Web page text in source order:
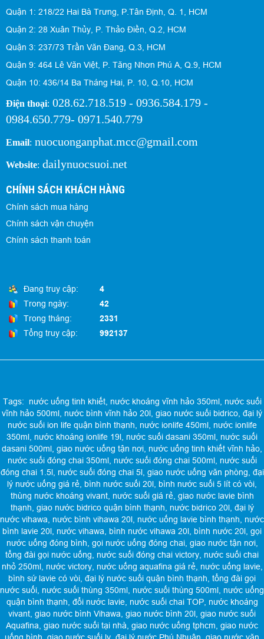
Quận 1: 218/22 Hai Bà Trưng, P.Tân Định, Q. 1, HCM
Quận 2: 28 Xuân Thủy, P. Thảo Điền, Q.2, HCM
Quận 3: 237/73 Trần Văn Đang, Q.3, HCM
Quận 9: 464 Lê Văn Việt, P. Tăng Nhơn Phú A, Q.9, HCM
Quận 10: 436/14 Ba Tháng Hai, P. 10, Q.10, HCM
Điện thoại: 028.62.718.519 - 0936.584.179 -
0984.650.779- 0971.540.779
Email: nuocuonganphat.mcc@gmail.com
Website: dailynuocsuoi.net
CHÍNH SÁCH KHÁCH HÀNG
Chính sách mua hàng
Chính sách vận chuyện
Chính sách thanh toán
Đang truy cập:
4
Trong ngày:
42
Trong tháng:
2331
Tổng truy cập:
992137
Tags: nước uống tinh khiết, nước khoáng vĩnh hảo 350ml, nước suối
vĩnh hảo 500ml, nước bình vĩnh hảo 20l, giao nước suối bidrico, đại lý
nước suối ion life quận bình thạnh, nước ionlife 450ml, nước ionlife
350ml, nước khoáng ionlife 19l, nước suối dasani 350ml, nước suối
dasani 500ml, giao nước uống tận nơi, nước uống tinh khiết vĩnh hảo,
nước suối đóng chai 350ml, nước suối đóng chai 500ml, nước suối
đóng chai 1.5l, nước suối đóng chai 5l, giao nước uống văn phòng, đại
lý nước uống giá rẻ, bình nước suối 20l, bình nước suối 5 lít có vòi,
thùng nước khoáng vivant, nước suối giá rẻ, giao nước lavie bình
thạnh, giao nước bidrico quận bình thạnh, nước bidrico 20l, đại lý
nước vihawa, nước bình vihawa 20l, nước uống lavie bình thạnh, nước
bình lavie 20l, nước vihawa, bình nước vihawa 20l, bình nước 20l, gọi
nước uống đóng bình, gọi nước uống đóng chai, giao nước tận nơi,
tổng đài gọi nước uống, nước suối đóng chai victory, nước suối chai
nhỏ 250ml, nước victory, nước uống aquafina giá rẻ, nước uống lavie,
bình sứ lavie có vòi, đại lý nước suối quận bình thạnh, tổng đài gọi
nước suối, nước suối thùng 350ml, nước suối thùng 500ml, nước uống
quận bình thạnh, đổi nước lavie, nước suối chai TOP, nước khoáng
vivant, giao nước bình Vihawa, giao nước bình 20l, giao nước suối
Aquafina, giao nước suối tại nhà, giao nước uống tphcm, giao nước